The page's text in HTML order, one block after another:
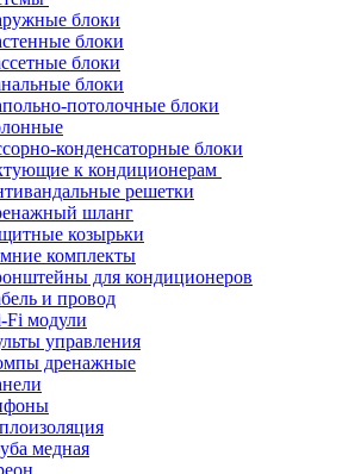
блоки
блоки
блоки
блоки
потолочные блоки
конденсаторные блоки
к кондиционерам
решетки
шланг
козырьки
комплекты
для кондиционеров
и провод
Fi модули
управления
дренажные
медная